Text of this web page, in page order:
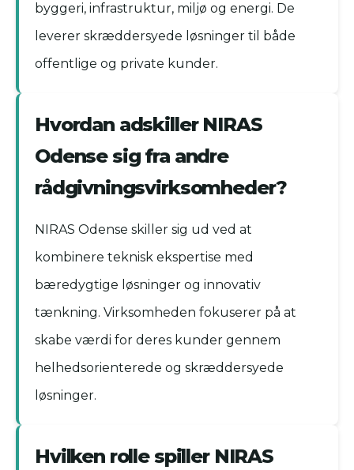
byggeri, infrastruktur, miljø og energi. De
leverer skræddersyede løsninger til både
offentlige og private kunder.
Hvordan adskiller NIRAS
Odense sig fra andre
rådgivningsvirksomheder?
NIRAS Odense skiller sig ud ved at
kombinere teknisk ekspertise med
bæredygtige løsninger og innovativ
tænkning. Virksomheden fokuserer på at
skabe værdi for deres kunder gennem
helhedsorienterede og skræddersyede
løsninger.
Hvilken rolle spiller NIRAS